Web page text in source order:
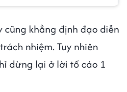
cũng khẳng định đạo diễn
nhiệm. Tuy nhiên
dừng lại ở lời tố cáo 1